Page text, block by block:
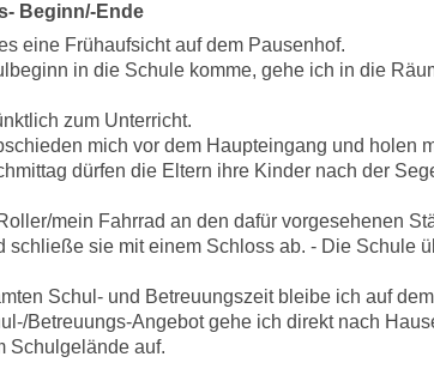
Beginn/-Ende
eine Frühaufsicht auf dem Pausenhof.
in die Schule komme, gehe ich in die
zum Unterricht.
mich vor dem Haupteingang und holen
dürfen die Eltern ihre Kinder nach der
mein Fahrrad an den dafür vorgesehenen
schließe sie mit einem Schloss ab. - Die Schule
Schul- und Betreuungszeit bleibe ich auf
Betreuungs-Angebot gehe ich direkt nach
Schulgelände auf.